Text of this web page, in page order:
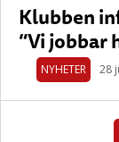
Klubben
”Vi jobbar
NYHETER 28